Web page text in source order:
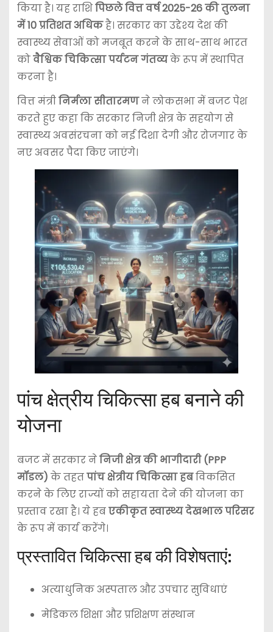
किया है। यह राशिपिछले वित्त वर्ष 2025-26 की तुलना
में 10 प्रतिशत अधिकहै। सरकार का उद्देश्य देश की
स्वास्थ्य सेवाओं को मजबूत करने के साथ-साथ भारत
कोवैश्विक चिकित्सा पर्यटन गंतव्यके रूप में स्थापित
करना है।
वित्त मंत्रीनिर्मला सीतारमणने लोकसभा में बजट पेश
करते हुए कहा कि सरकार निजी क्षेत्र के सहयोग से
स्वास्थ्य अवसंरचना को नई दिशा देगी और रोजगार के
नए अवसर पैदा किए जाएंगे।
पांच क्षेत्रीय चिकित्सा हब बनाने की
योजना
बजट में सरकार नेनिजी क्षेत्र की भागीदारी (PPP
मॉडल) के तहतपांच क्षेत्रीय चिकित्सा हबविकसित
करने के लिए राज्यों को सहायता देने की योजना का
प्रस्ताव रखा है। ये हबएकीकृत स्वास्थ्य देखभाल परिसर
के रूप में कार्य करेंगे।
प्रस्तावित चिकित्सा हब की विशेषताएं:
अत्याधुनिक अस्पताल और उपचार सुविधाएं
मेडिकल शिक्षा और प्रशिक्षण संस्थान